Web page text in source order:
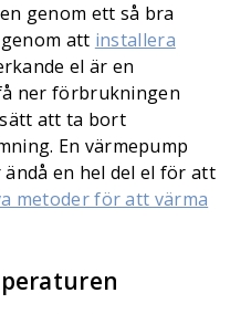
genom ett så bra
att installera
el är en
ner förbrukningen
att ta bort
En värmepump
en hel del el för att
metoder för att värma